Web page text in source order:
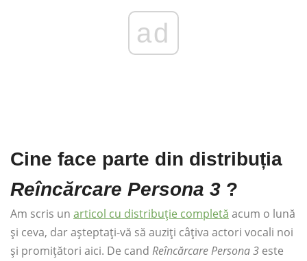
ad
Cine face parte din distribuția
Reîncărcare Persona 3 ?
Am scris un articol cu ​​distribuție completă acum o lună
și ceva, dar așteptați-vă să auziți câțiva actori vocali noi
și promițători aici. De cand Reîncărcare Persona 3 este